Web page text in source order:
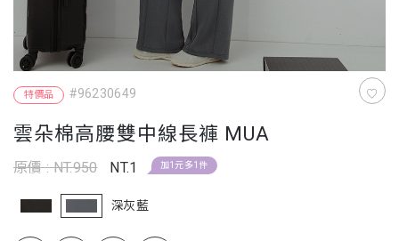
特價品 #96230649
雲朵棉高腰雙中線長褲 MUA
原價 : NT.950 NT.1 加1元多1件
深灰藍